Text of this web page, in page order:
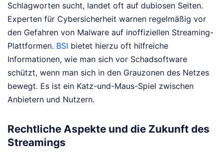
Schlagworten sucht, landet oft auf dubiosen Seiten.
Experten für Cybersicherheit warnen regelmäßig vor
den Gefahren von Malware auf inoffiziellen Streaming-
Plattformen. BSI bietet hierzu oft hilfreiche
Informationen, wie man sich vor Schadsoftware
schützt, wenn man sich in den Grauzonen des Netzes
bewegt. Es ist ein Katz-und-Maus-Spiel zwischen
Anbietern und Nutzern.
Rechtliche Aspekte und die Zukunft des
Streamings